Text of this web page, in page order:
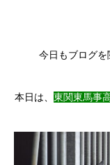
今日もブログを
本日は、 東関東馬事